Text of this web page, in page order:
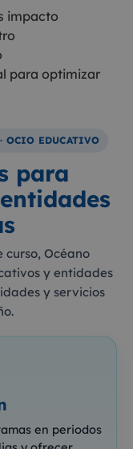
impacto
para optimizar
OCIO EDUCATIVO
para
Océano
y entidades
y servicios
en periodos